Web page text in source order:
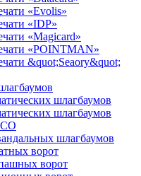
«Evolis»
«IDP»
«Magicard»
«POINTMAN»
&quot;Seaory&quot;
шлагбаумов
шлагбаумов
шлагбаумов
ворот
ворот